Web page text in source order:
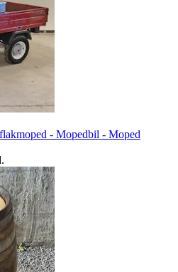
- Mopedbil - Moped
.